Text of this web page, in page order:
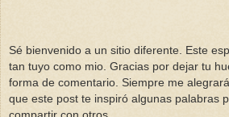
Sé bienvenido a un sitio diferente. Este
tan tuyo como mio. Gracias por dejar tu
forma de comentario. Siempre me
que este post te inspiró algunas palabras
compartir con otros.